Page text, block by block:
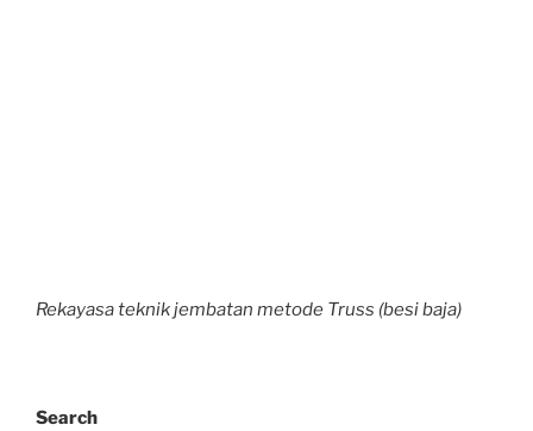
Rekayasa teknik jembatan metode Truss (besi baja)
Search